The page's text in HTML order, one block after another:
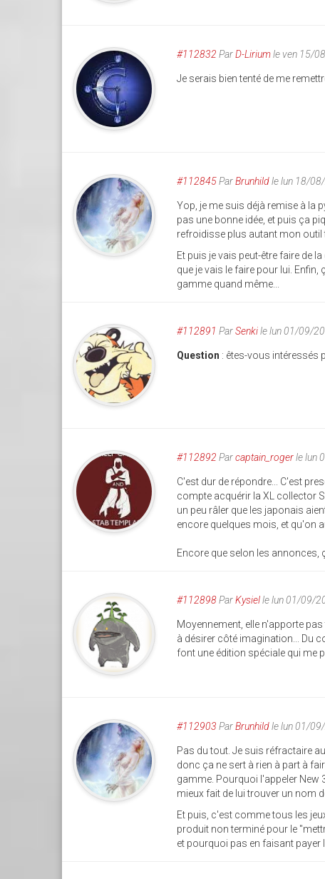
#112832 ParD-Liriumle ven 15/
Je serais bien tenté de me
#112845ParBrunhildle lun 18/
Yop, je me suis déjà remise à la
pas une bonne idée, et puis ça
refroidisse plus autant mon outil
Et puis je vais peut-être faire de
que je vais le faire pour lui.
gamme quand même...
#112891 ParSenkile lun 01/09/
Question : êtes-vous intéressés
#112892 Parcaptain_rogerle lun
C'est dur de répondre... C'est
compte acquérir la XL collector
un peu râler que les japonais
encore quelques mois, et qu'on
Encore que selon les annonces,
#112898ParKysielle lun 01/09/
Moyennement, elle n'apporte
à désirer côté imagination... Du
font une édition spéciale qui me
#112903 ParBrunhildle lun 01/
Pas du tout. Je suis réfractaire
donc ça ne sert à rien à part à
gamme. Pourquoi l'appeler New
mieux fait de lui trouver un nom
Et puis, c'est comme tous les
produit non terminé pour le
et pourquoi pas en faisant payer